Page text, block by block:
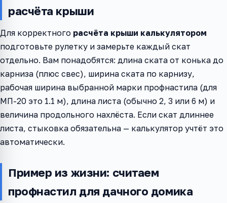
расчёта крыши
Для корректного расчёта крыши калькулятором
подготовьте рулетку и замерьте каждый скат
отдельно. Вам понадобятся: длина ската от конька до
карниза (плюс свес), ширина ската по карнизу,
рабочая ширина выбранной марки профнастила (для
МП-20 это 1.1 м), длина листа (обычно 2, 3 или 6 м) и
величина продольного нахлёста. Если скат длиннее
листа, стыковка обязательна — калькулятор учтёт это
автоматически.
Пример из жизни: считаем
профнастил для дачного домика